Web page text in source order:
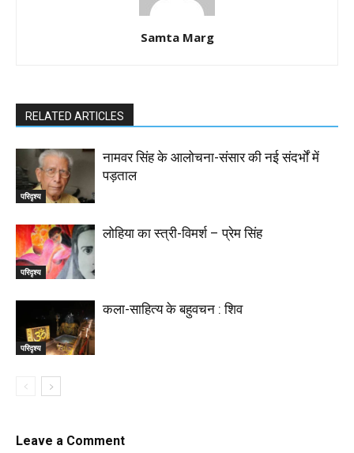
Samta Marg
RELATED ARTICLES
परिदृश्य
नामवर सिंह के आलोचना-संसार की नई संदर्भों में
पड़ताल
परिदृश्य
लोहिया का स्त्री-विमर्श – प्रेम सिंह
परिदृश्य
कला-साहित्य के बहुवचन : शिव
Leave a Comment